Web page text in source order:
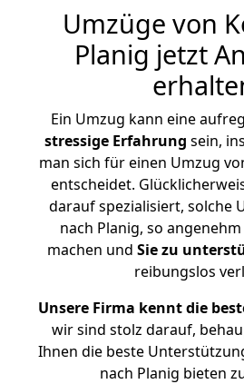
Umzüge von
Planig jetzt
Ein Umzug kann eine
stressige Erfahrung sein,
man sich für einen Umzug
entscheidet.
darauf spezialisiert, solche
nach Planig, so
machen und Sie zu
reibungslos
Unsere Firma kennt die
wir sind stolz darauf,
Ihnen die beste
nach Planig bieten